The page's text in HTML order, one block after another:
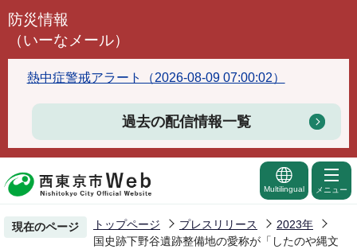
こ
頭
で
防災情報
（いーなメール）
熱中症警戒アラート（2026-08-09 07:00:02）
過去の配信情報一覧
Multilingual メニュー
現在のページ トップページ プレスリリース
2023年
国史跡下野谷遺跡整備地の愛称が「したのや縄文